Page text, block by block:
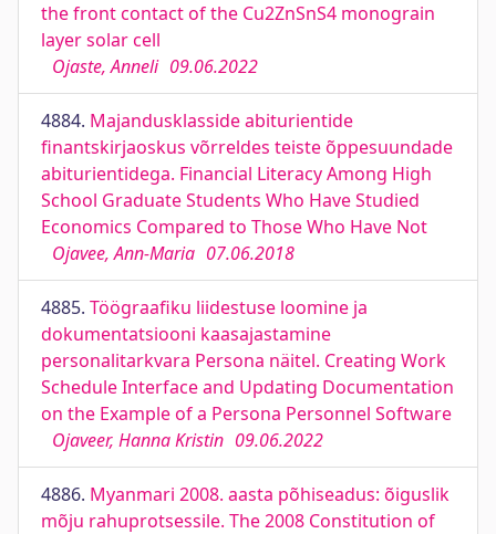
the front contact of the Cu2ZnSnS4 monograin
layer solar cell
Ojaste, Anneli 09.06.2022
4884. Majandusklasside abiturientide
finantskirjaoskus võrreldes teiste õppesuundade
abiturientidega. Financial Literacy Among High
School Graduate Students Who Have Studied
Economics Compared to Those Who Have Not
Ojavee, Ann-Maria 07.06.2018
4885. Töögraafiku liidestuse loomine ja
dokumentatsiooni kaasajastamine
personalitarkvara Persona näitel. Creating Work
Schedule Interface and Updating Documentation
on the Example of a Persona Personnel Software
Ojaveer, Hanna Kristin 09.06.2022
4886. Myanmari 2008. aasta põhiseadus: õiguslik
mõju rahuprotsessile. The 2008 Constitution of